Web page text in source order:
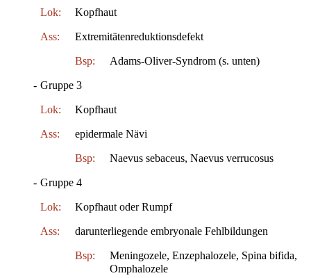
Lok: Kopfhaut
Ass: Extremitätenreduktionsdefekt
Bsp: Adams-Oliver-Syndrom (s. unten)
- Gruppe 3
Lok: Kopfhaut
Ass: epidermale Nävi
Bsp: Naevus sebaceus, Naevus verrucosus
- Gruppe 4
Lok: Kopfhaut oder Rumpf
Ass: darunterliegende embryonale Fehlbildungen
Bsp:
Meningozele, Enzephalozele, Spina bifida,
Omphalozele